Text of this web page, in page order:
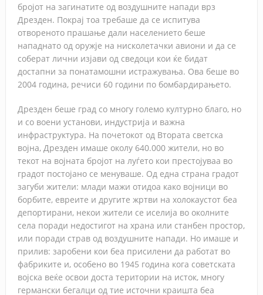
бројот на загинатите од воздушните напади врз
Дрезден. Покрај тоа требаше да се испитува
отвореното прашање дали населението беше
нападнато од оружје на нисколетачки авиони и да се
соберат лични изјави од сведоци кои ќе бидат
достапни за понатамошни истражувања. Ова беше во
2004 година, речиси 60 години по бомбардирањето.
Дрезден беше град со многу големо културно благо, но
и со воени установи, индустрија и важна
инфраструктура. На почетокот од Втората светска
војна, Дрезден имаше околу 640.000 жители, но во
текот на војната бројот на луѓето кои престојуваа во
градот постојано се менуваше. Од една страна градот
загуби жители: млади мажи отидоа како војници во
борбите, евреите и другите жртви на холокаустот беа
депортирани, некои жители се иселија во околните
села поради недостигот на храна или станбен простор,
или поради страв од воздушните напади. Но имаше и
прилив: заробени кои беа присилени да работат во
фабриките и, особено во 1945 година кога советската
војска веќе освои доста територии на исток, многу
германски бегалци од тие источни краишта беа